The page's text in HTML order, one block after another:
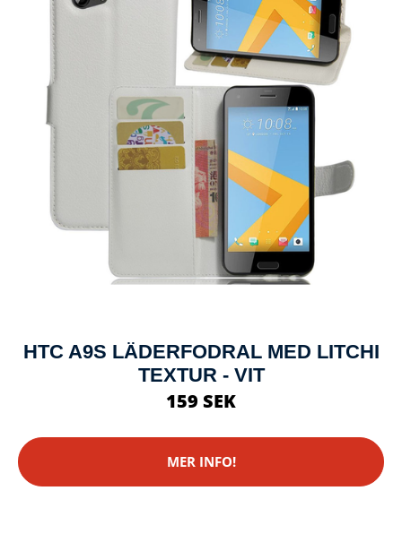
HTC A9S LÄDERFODRAL MED LITCHI
TEXTUR - VIT
159 SEK
MER INFO!